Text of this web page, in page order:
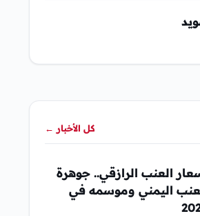
كل الأخبار ←
العنب الرازقي.. جوهرة
اليمني وموسمه في